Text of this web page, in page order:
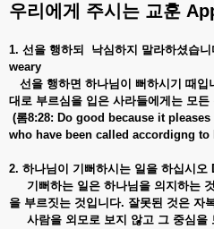
우리에게 주시는 교훈
1. 선을 행하되 낙심하지 말라하셨습
weary
선을 행하면 하나님이 뻐하시기 때입
대로 부르심을 입은 사라들에게는 모
(롬8:28: Do good because it
who have been called accordigng to
2. 하나님이 기뻐하시는 일을 하십시오
기뻐하는 일은 하나님을 의지하는
을 부르짓는 것입니다. 잘못된 것은 자
사람을 외모로 보지 않고 그 중심을